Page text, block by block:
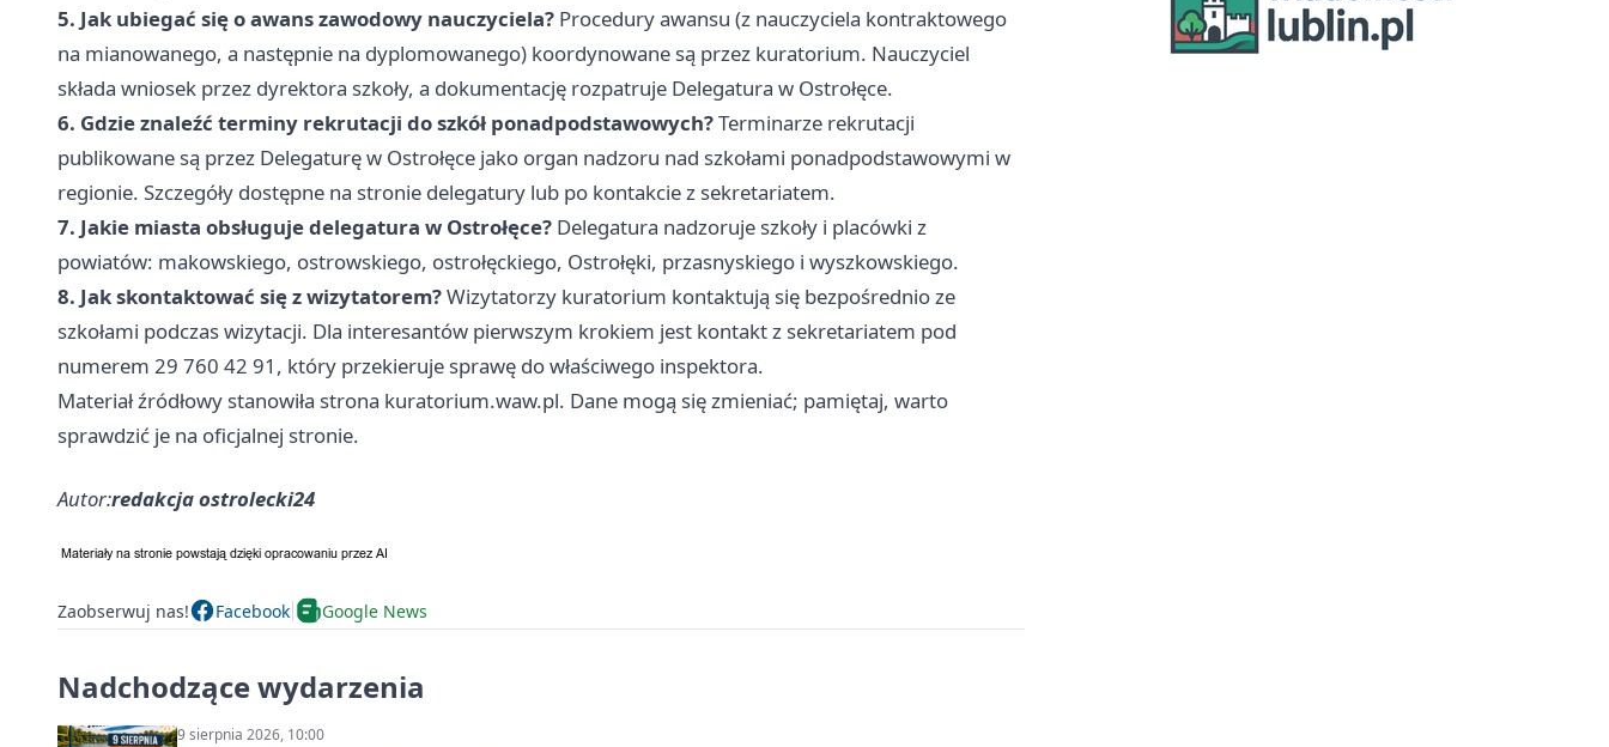
5. Jak ubiegać się o awans zawodowy nauczyciela? Procedury awansu (z nauczyciela kontraktowego
na mianowanego, a następnie na dyplomowanego) koordynowane są przez kuratorium. Nauczyciel
składa wniosek przez dyrektora szkoły, a dokumentację rozpatruje Delegatura w Ostrołęce.
6. Gdzie znaleźć terminy rekrutacji do szkół ponadpodstawowych?Terminarze rekrutacji
publikowane są przez Delegaturę w Ostrołęce jako organ nadzoru nad szkołami ponadpodstawowymi w
regionie. Szczegóły dostępne na stronie delegatury lub po kontakcie z sekretariatem.
7. Jakie miasta obsługuje delegatura w Ostrołęce? Delegatura nadzoruje szkoły i placówki z
powiatów: makowskiego, ostrowskiego, ostrołęckiego, Ostrołęki, przasnyskiego i wyszkowskiego.
8. Jak skontaktować się z wizytatorem?Wizytatorzy kuratorium kontaktują się bezpośrednio ze
szkołami podczas wizytacji. Dla interesantów pierwszym krokiem jest kontakt z sekretariatem pod
numerem 29 760 42 91, który przekieruje sprawę do właściwego inspektora.
Materiał źródłowy stanowiła strona kuratorium.waw.pl. Dane mogą się zmieniać; pamiętaj, warto
sprawdzić je na oficjalnej stronie.
Autor:redakcja ostrolecki24
Zaobserwuj nas! Facebook Google News
Nadchodzące wydarzenia
9 sierpnia 2026, 10:00